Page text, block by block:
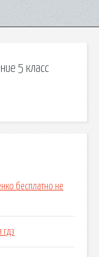
5 класс
бесплатно не